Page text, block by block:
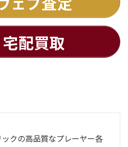
宅配買取
ックの高品質なプレーヤー各